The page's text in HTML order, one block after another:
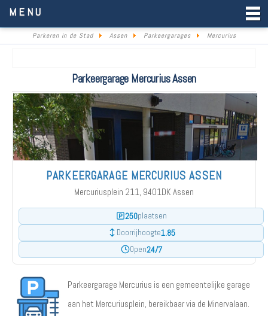
MENU
Parkeren in de Stad Assen Parkeergarages Mercurius
Parkeergarage Mercurius Assen
PARKEERGARAGE MERCURIUS ASSEN
Mercuriusplein 211, 9401DK Assen
250plaatsen
Doorrijhoogte1.85
Open24/7
Parkeergarage Mercurius is een gemeentelijke garage
aan het Mercuriusplein, bereikbaar via de Minervalaan.